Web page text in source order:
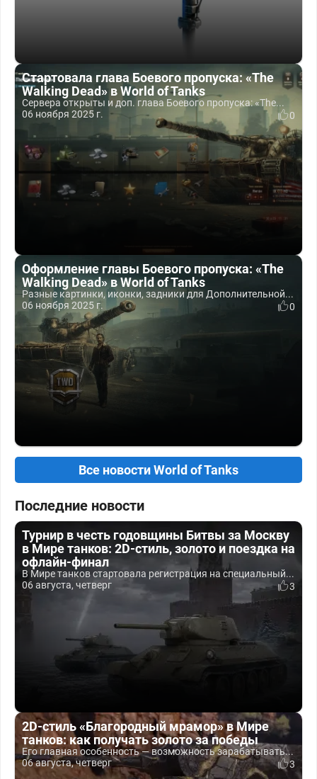
Стартовала глава Боевого пропуска: «The
Walking Dead» в World of Tanks
Сервера открыты и доп. глава Боевого пропуска: «The...
06 ноября 2025 г.
0
Оформление главы Боевого пропуска: «The
Walking Dead» в World of Tanks
Разные картинки, иконки, задники для Дополнительной...
06 ноября 2025 г.
0
Все новости World of Tanks
Последние новости
Турнир в честь годовщины Битвы за Москву
в Мире танков: 2D-стиль, золото и поездка на
офлайн-финал
В Мире танков стартовала регистрация на специальный...
06 августа, четверг
3
2D-стиль «Благородный мрамор» в Мире
танков: как получать золото за победы
Его главная особенность — возможность зарабатывать...
06 августа, четверг
3